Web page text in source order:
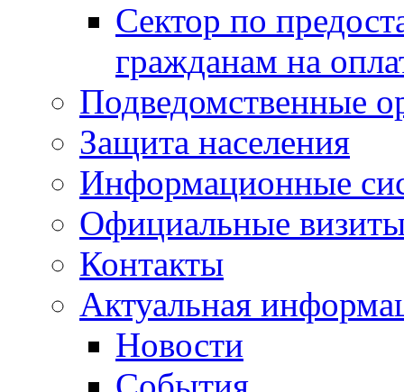
Сектор по
гражданам на
Подведомственные
Защита населения
Информационные
Официальные
Контакты
Актуальная
Новости